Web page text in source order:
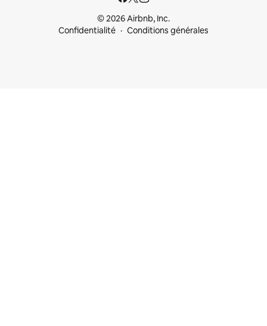
© 2026 Airbnb, Inc.
Confidentialité
Conditions générales